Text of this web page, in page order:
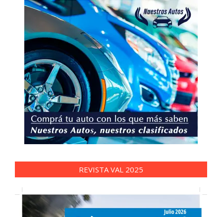
REVISTA VAL 2025